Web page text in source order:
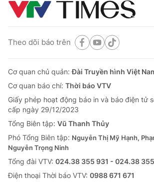
Theo dõi báo trên
Cơ quan chủ quản:Đài Truyền hình Việt
Cơ quan báo chí: Thời báo VTV
Giấy phép hoạt động báo in và báo điện tử
cấp ngày 29/12/2023
Tổng Biên tập: Vũ Thanh Thủy
Phó Tổng Biên tập: Nguyễn Thị Mỹ Hạnh,
Nguyễn Trọng Ninh
Tổng đài VTV: 024.38 355 931 - 024.38
Ðiện thoại Thời báo VTV: 0988 671 671